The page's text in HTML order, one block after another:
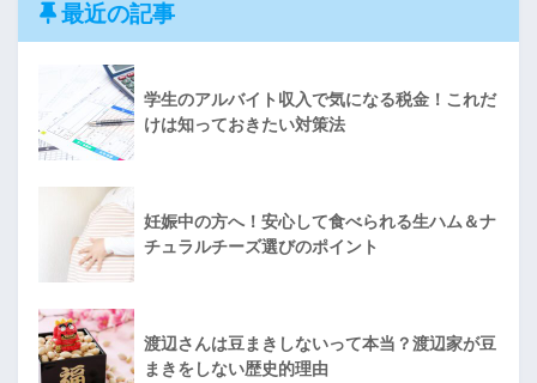
最近の記事
学生のアルバイト収入で気になる税金！これだ
けは知っておきたい対策法
妊娠中の方へ！安心して食べられる生ハム＆ナ
チュラルチーズ選びのポイント
渡辺さんは豆まきしないって本当？渡辺家が豆
まきをしない歴史的理由